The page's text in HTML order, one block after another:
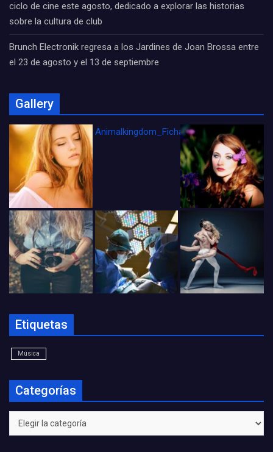
ciclo de cine este agosto, dedicado a explorar las historias
sobre la cultura de club
Brunch Electronik regresa a los Jardines de Joan Brossa entre
el 23 de agosto y el 13 de septiembre
Gallery
Animalkingdom_FichaCine
Etiquetas
Música
Categorías
Categorías